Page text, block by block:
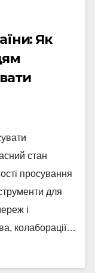
Як
стан
просування
для
і
колаборації…